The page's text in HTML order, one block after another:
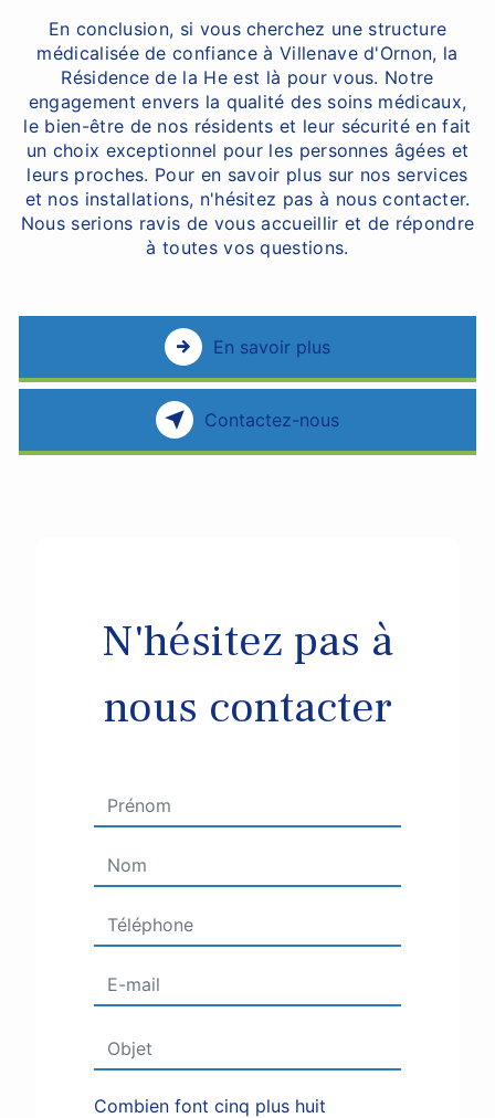
En conclusion, si vous cherchez une structure
médicalisée de confiance à Villenave d'Ornon, la
Résidence de la He est là pour vous. Notre
engagement envers la qualité des soins médicaux,
le bien-être de nos résidents et leur sécurité en fait
un choix exceptionnel pour les personnes âgées et
leurs proches. Pour en savoir plus sur nos services
et nos installations, n'hésitez pas à nous contacter.
Nous serions ravis de vous accueillir et de répondre
à toutes vos questions.
En savoir plus
Contactez-nous
N'hésitez pas à
nous contacter
Combien font cinq plus huit